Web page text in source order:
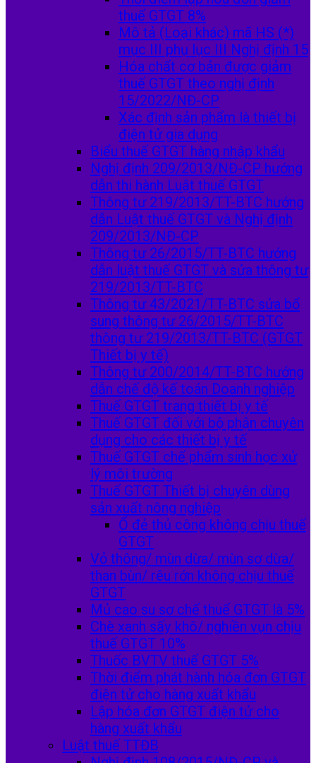
thuế GTGT 8%
Mô tả (Loại khác) mã HS (*)
mục III phụ lục III Nghị định 15
Hóa chất cơ bản được giảm
thuế GTGT theo nghị định
15/2022/NĐ-CP
Xác định sản phẩm là thiết bị
điện tử gia dụng
Biểu thuế GTGT hàng nhập khẩu
Nghị định 209/2013/NĐ-CP hướng
dẫn thi hành Luật thuế GTGT
Thông tư 219/2013/TT-BTC hướng
dẫn Luật thuế GTGT và Nghị định
209/2013/NĐ-CP
Thông tư 26/2015/TT-BTC hướng
dẫn luật thuế GTGT và sửa thông tư
219/2013/TT-BTC
Thông tư 43/2021/TT-BTC sửa bổ
sung thông tư 26/2015/TT-BTC
thông tư 219/2013/TT-BTC (GTGT
Thiết bị y tế)
Thông tư 200/2014/TT-BTC hướng
dẫn chế độ kế toán Doanh nghiệp
Thuế GTGT trang thiết bị y tế
Thuế GTGT đối với bộ phận chuyên
dụng cho các thiết bị y tế
Thuế GTGT chế phẩm sinh học xử
lý môi trường
Thuế GTGT Thiết bị chuyên dùng
sản xuất nông nghiệp
Ổ đẻ thủ công không chịu thuế
GTGT
Vỏ thông/ mùn dừa/ mùn sơ dừa/
than bùn/ rêu rớn không chịu thuế
GTGT
Mủ cao su sơ chế thuế GTGT là 5%
Chè xanh sấy khô/ nghiền vụn chịu
thuế GTGT 10%
Thuốc BVTV thuế GTGT 5%
Thời điểm phát hành hóa đơn GTGT
điện tử cho hàng xuất khẩu
Lập hóa đơn GTGT điện tử cho
hàng xuất khẩu
Luật thuế TTĐB